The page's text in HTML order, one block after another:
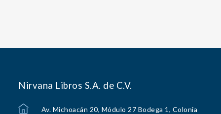
Nirvana Libros S.A. de C.V.
Av. Michoacán 20, Módulo 27 Bodega 1, Colonia